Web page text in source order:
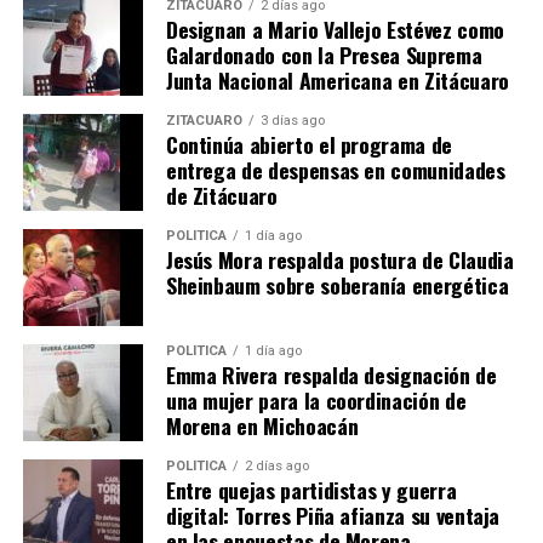
competitivo, plural y diverso”.
Se congratula la Amedi de la desincorporación de
activos de operadores predominantes que concentren
más del 50 por ciento del mercado.
Pero sabemos que el asunto no es tan sencillo, porque
del proyecto elaborado por los miembros del Pacto por
México a la aprobación por los congresos estatales y
nacional hay que pasar varias aduanas, no muy sencillas
ya que esos poderes fácticos tienen peso en todos lados.
Y no darán su brazo a torcer fácilmente, aunque la
mayoría festeje el asunto.
Además, en los reglamentos se pueden colar muchas
interpretaciones que desvirtúen el sentido esencial de lo
planteado. Eso es lo que ocurre en nuestro país
frecuentemente. Ejemplos hay a montones y nadie se
espanta del asunto.
ZITÁCUARO 2 días ago
Designan a Mario Vallejo Estévez como
Galardonado con la Presea Suprema
Junta Nacional Americana en Zitácuaro
ZITÁCUARO 3 días ago
Continúa abierto el programa de
entrega de despensas en comunidades
de Zitácuaro
POLÍTICA 1 día ago
Jesús Mora respalda postura de Claudia
Sheinbaum sobre soberanía energética
POLÍTICA 1 día ago
Emma Rivera respalda designación de
una mujer para la coordinación de
Morena en Michoacán
POLÍTICA 2 días ago
Entre quejas partidistas y guerra
digital: Torres Piña afianza su ventaja